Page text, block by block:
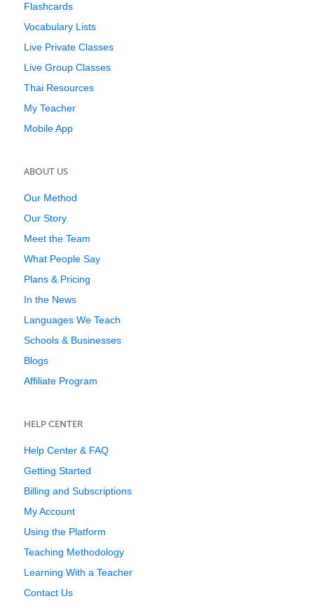
Flashcards
Vocabulary Lists
Live Private Classes
Live Group Classes
Thai Resources
My Teacher
Mobile App
ABOUT US
Our Method
Our Story
Meet the Team
What People Say
Plans & Pricing
In the News
Languages We Teach
Schools & Businesses
Blogs
Affiliate Program
HELP CENTER
Help Center & FAQ
Getting Started
Billing and Subscriptions
My Account
Using the Platform
Teaching Methodology
Learning With a Teacher
Contact Us